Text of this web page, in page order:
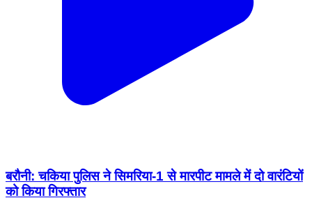
बरौनी: चकिया पुलिस ने सिमरिया-1 से मारपीट मामले में दो वारंटियों
को किया गिरफ्तार